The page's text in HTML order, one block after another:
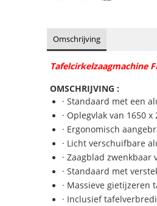
Omschrijving
Tafelcirkelzaagmachine
OMSCHRIJVING :
· Standaard met een
· Oplegvlak van 1650 x
· Ergonomisch
· Licht verschuifbare
· Zaagblad zwenkbaar
· Standaard met
· Massieve gietijzeren
· Inclusief